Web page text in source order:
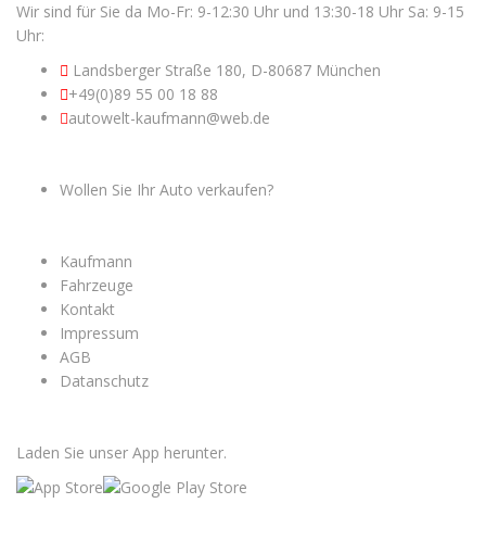
Wir sind für Sie da Mo-Fr: 9-12:30 Uhr und 13:30-18 Uhr Sa: 9-15
Uhr:
Landsberger Straße 180, D-80687 München
+49(0)89 55 00 18 88
autowelt-kaufmann@web.de
Wollen Sie Ihr Auto verkaufen?
Kaufmann
Fahrzeuge
Kontakt
Impressum
AGB
Datanschutz
Laden Sie unser App herunter.